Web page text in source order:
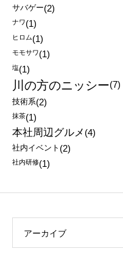
サバゲー(2)
ナワ(1)
ヒロム(1)
モモサワ(1)
塩(1)
川の方のニッシー(7)
技術系(2)
抹茶(1)
本社周辺グルメ (4)
社内イベント (2)
社内研修(1)
アーカイブ